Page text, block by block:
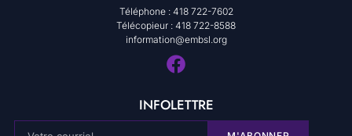
Téléphone : 418 722-7602
Télécopieur : 418 722-8588
information@embsl.org
INFOLETTRE